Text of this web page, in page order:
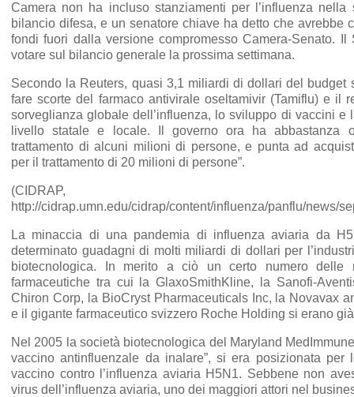
Camera non ha incluso stanziamenti per l’influenza nella
bilancio difesa, e un senatore chiave ha detto che avrebbe
fondi fuori dalla versione compromesso Camera-Senato. Il
votare sul bilancio generale la prossima settimana.
Secondo la Reuters, quasi 3,1 miliardi di dollari del budget
fare scorte del farmaco antivirale oseltamivir (Tamiflu) e il
sorveglianza globale dell’influenza, lo sviluppo di vaccini e
livello statale e locale. Il governo ora ha abbastanza
trattamento di alcuni milioni di persone, e punta ad
per il trattamento di 20 milioni di persone”.
(CIDRAP,
http://cidrap.umn.edu/cidrap/content/influenza/panflu/news/
La minaccia di una pandemia di influenza aviaria da
determinato guadagni di molti miliardi di dollari per
biotecnologica. In merito a ciò un certo numero delle
farmaceutiche tra cui la GlaxoSmithKline, la Sanofi-
Chiron Corp, la BioCryst Pharmaceuticals Inc, la Novavax
e il gigante farmaceutico svizzero Roche Holding si erano
Nel 2005 la società biotecnologica del Maryland
vaccino antinfluenzale da inalare”, si era posizionata per
vaccino contro l’influenza aviaria H5N1. Sebbene non
virus dell’influenza aviaria, uno dei maggiori attori nel